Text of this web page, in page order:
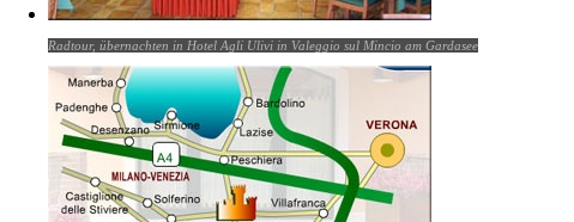
Radtour, übernachten in Hotel Agli Ulivi in Valeggio sul Mincio am Gardasee